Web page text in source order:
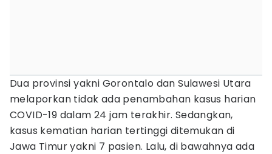
Dua provinsi yakni Gorontalo dan Sulawesi Utara
melaporkan tidak ada penambahan kasus harian
COVID-19 dalam 24 jam terakhir. Sedangkan,
kasus kematian harian tertinggi ditemukan di
Jawa Timur yakni 7 pasien. Lalu, di bawahnya ada